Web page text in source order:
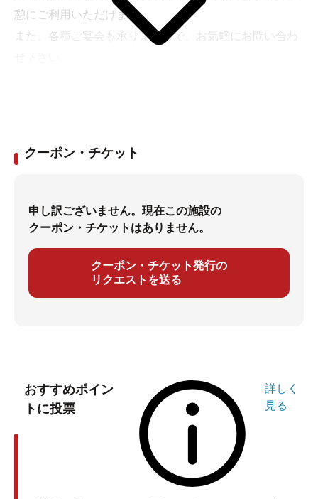
憩にご利用いただけます。
また、各種ご宴会も承りますので、お気軽にお問い合わ
クーポン・チケット
申し訳ございません。現在この施設の
クーポン・チケットはありません。
クーポン・チケット発行の
リクエストを送る
おすすめポイン
トに投票
詳しく
見る